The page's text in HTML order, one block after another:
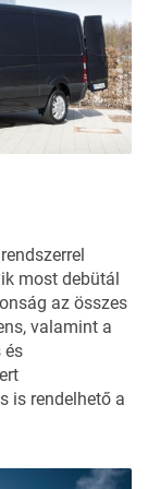
most debütál
az összes
valamint a
és
is rendelhető a